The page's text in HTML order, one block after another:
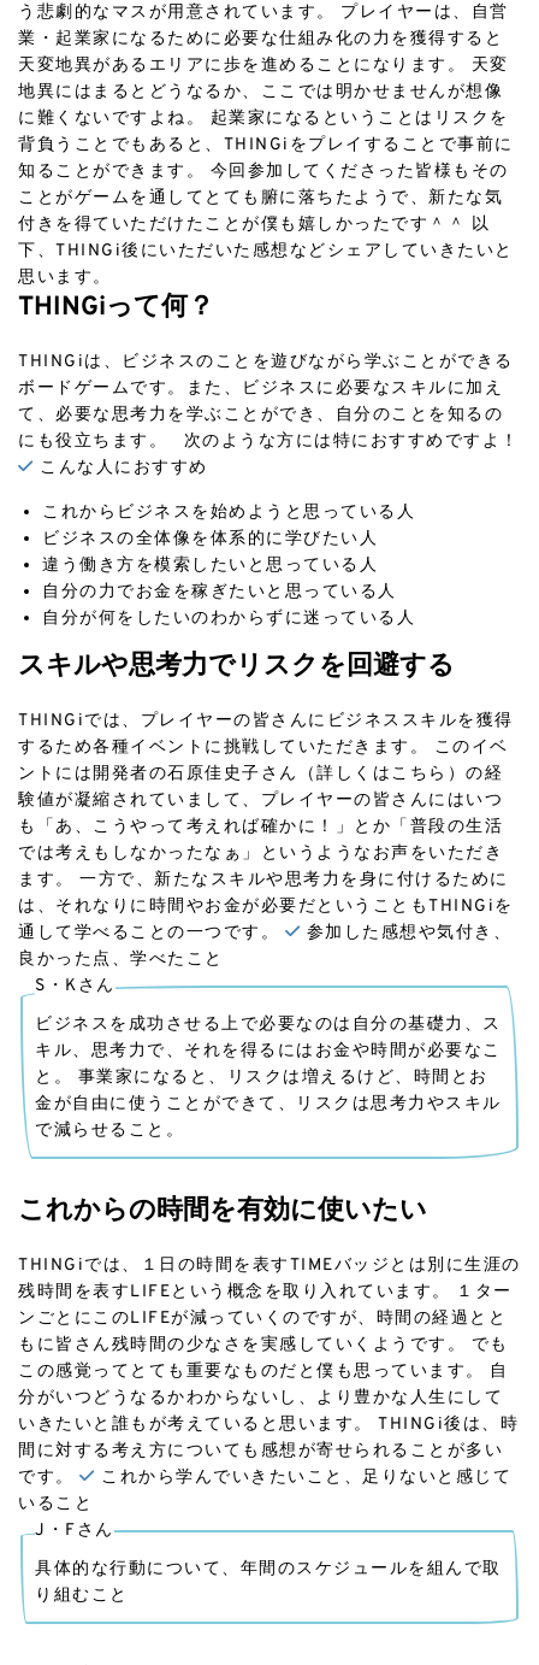
う悲劇的なマスが用意されています。 プレイヤーは、自営
業・起業家になるために必要な仕組み化の力を獲得すると
天変地異があるエリアに歩を進めることになります。 天変
地異にはまるとどうなるか、ここでは明かせませんが想像
に難くないですよね。 起業家になるということはリスクを
背負うことでもあると、THINGiをプレイすることで事前に
知ることができます。 今回参加してくださった皆様もその
ことがゲームを通してとても腑に落ちたようで、新たな気
付きを得ていただけたことが僕も嬉しかったです＾＾ 以
下、THINGi後にいただいた感想などシェアしていきたいと
思います。
THINGiって何？
THINGiは、ビジネスのことを遊びながら学ぶことができる
ボードゲームです。また、ビジネスに必要なスキルに加え
て、必要な思考力を学ぶことができ、自分のことを知るの
にも役立ちます。 次のような方には特におすすめですよ！
こんな人におすすめ
これからビジネスを始めようと思っている人
ビジネスの全体像を体系的に学びたい人
違う働き方を模索したいと思っている人
自分の力でお金を稼ぎたいと思っている人
自分が何をしたいのわからずに迷っている人
スキルや思考力でリスクを回避する
THINGiでは、プレイヤーの皆さんにビジネススキルを獲得
するため各種イベントに挑戦していただきます。 このイベ
ントには開発者の石原佳史子さん
（詳しくはこちら） の経
験値が凝縮されていまして、プレイヤーの皆さんにはいつ
も「あ、こうやって考えれば確かに！」とか「普段の生活
では考えもしなかったなぁ」というようなお声をいただき
ます。 一方で、新たなスキルや思考力を身に付けるために
は、それなりに時間やお金が必要だということもTHINGiを
通して学べることの一つです。
参加した感想や気付き、
良かった点、学べたこと
S・Kさん
ビジネスを成功させる上で必要なのは自分の基礎力、ス
キル、思考力で、それを得るにはお金や時間が必要なこ
と。 事業家になると、リスクは増えるけど、時間とお
金が自由に使うことができて、リスクは思考力やスキル
で減らせること。
これからの時間を有効に使いたい
THINGiでは、１日の時間を表すTIMEバッジとは別に生涯の
残時間を表すLIFEという概念を取り入れています。 １ター
ンごとにこのLIFEが減っていくのですが、時間の経過とと
もに皆さん残時間の少なさを実感していくようです。 でも
この感覚ってとても重要なものだと僕も思っています。 自
分がいつどうなるかわからないし、より豊かな人生にして
いきたいと誰もが考えていると思います。 THINGi後は、時
間に対する考え方についても感想が寄せられることが多い
です。
これから学んでいきたいこと、足りないと感じて
いること
J・Fさん
具体的な行動について、年間のスケジュールを組んで取
り組むこと